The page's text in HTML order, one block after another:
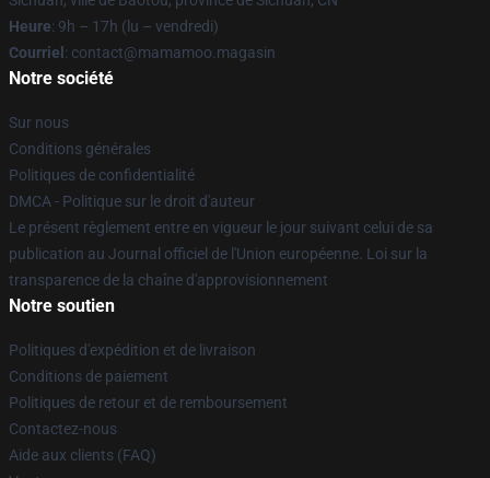
Heure: 9h – 17h (lu – vendredi)
Courriel : contact@mamamoo.magasin
Notre société
Sur nous
Conditions générales
Politiques de confidentialité
DMCA - Politique sur le droit d'auteur
Le présent règlement entre en vigueur le jour suivant celui de sa
publication au Journal officiel de l'Union européenne. Loi sur la
transparence de la chaîne d'approvisionnement
Notre soutien
Politiques d'expédition et de livraison
Conditions de paiement
Politiques de retour et de remboursement
Contactez-nous
Aide aux clients (FAQ)